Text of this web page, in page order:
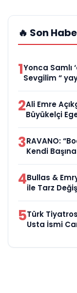
🔥 Son
1Yonca Samlı
Sevgilim “
2Ali Emre
Büyükelçi
3RAVANO:
Kendi
4Bullas &
ile Tarz
5Türk
Usta İsmi